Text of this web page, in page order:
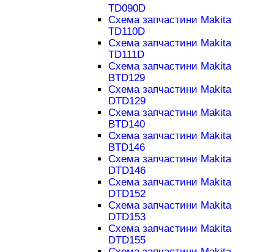
TD090D
Схема запчастини Makita
TD110D
Схема запчастини Makita
TD111D
Схема запчастини Makita
BTD129
Схема запчастини Makita
DTD129
Схема запчастини Makita
BTD140
Схема запчастини Makita
BTD146
Схема запчастини Makita
DTD146
Схема запчастини Makita
DTD152
Схема запчастини Makita
DTD153
Схема запчастини Makita
DTD155